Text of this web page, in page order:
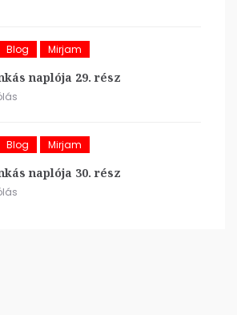
Blog Mirjam
naplója 29. rész
Blog Mirjam
naplója 30. rész